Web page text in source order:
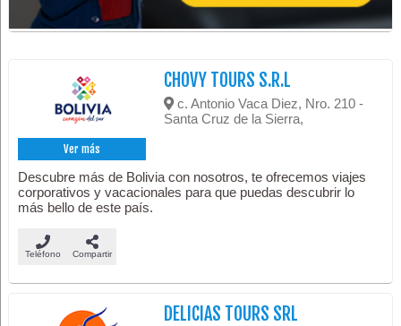
Ver más
CHOVY TOURS S.R.L
c. Antonio Vaca Diez, Nro. 210 -
Santa Cruz de la Sierra,
Descubre más de Bolivia con nosotros, te ofrecemos viajes
corporativos y vacacionales para que puedas descubrir lo
más bello de este país.
Teléfono Compartir
DELICIAS TOURS SRL